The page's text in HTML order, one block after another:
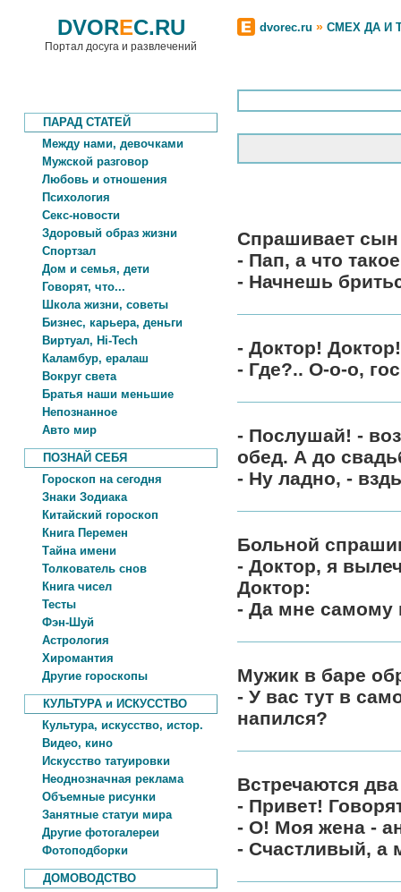
DVOREC.RU
Портал досуга и развлечений
dvorec.ru » СМЕХ ДА И
ПАРАД СТАТЕЙ
Между нами, девочками
Мужской разговор
Любовь и отношения
Психология
Секс-новости
Здоровый образ жизни
Спортзал
Дом и семья, дети
Говорят, что...
Школа жизни, советы
Бизнес, карьера, деньги
Виртуал, Hi-Tech
Каламбур, ералаш
Вокруг света
Братья наши меньшие
Непознанное
Авто мир
ПОЗНАЙ СЕБЯ
Гороскоп на сегодня
Знаки Зодиака
Китайский гороскоп
Книга Перемен
Тайна имени
Толкователь снов
Книга чисел
Тесты
Фэн-Шуй
Астрология
Хиромантия
Другие гороскопы
КУЛЬТУРА и ИСКУССТВО
Культура, искусство, истор.
Видео, кино
Искусство татуировки
Неоднозначная реклама
Объемные рисунки
Занятные статуи мира
Другие фотогалереи
Фотоподборки
ДОМОВОДСТВО
Спрашивает
- Пап, а что
- Начнешь
- Доктор!
- Где?.. О-о-о,
- Послушай! -
обед. А до
- Ну ладно, -
Больной
- Доктор, я
Доктор:
- Да мне самому
Мужик в баре
- У вас тут в
напился?
Встречаются
- Привет!
- О! Моя жена -
- Счастливый, а